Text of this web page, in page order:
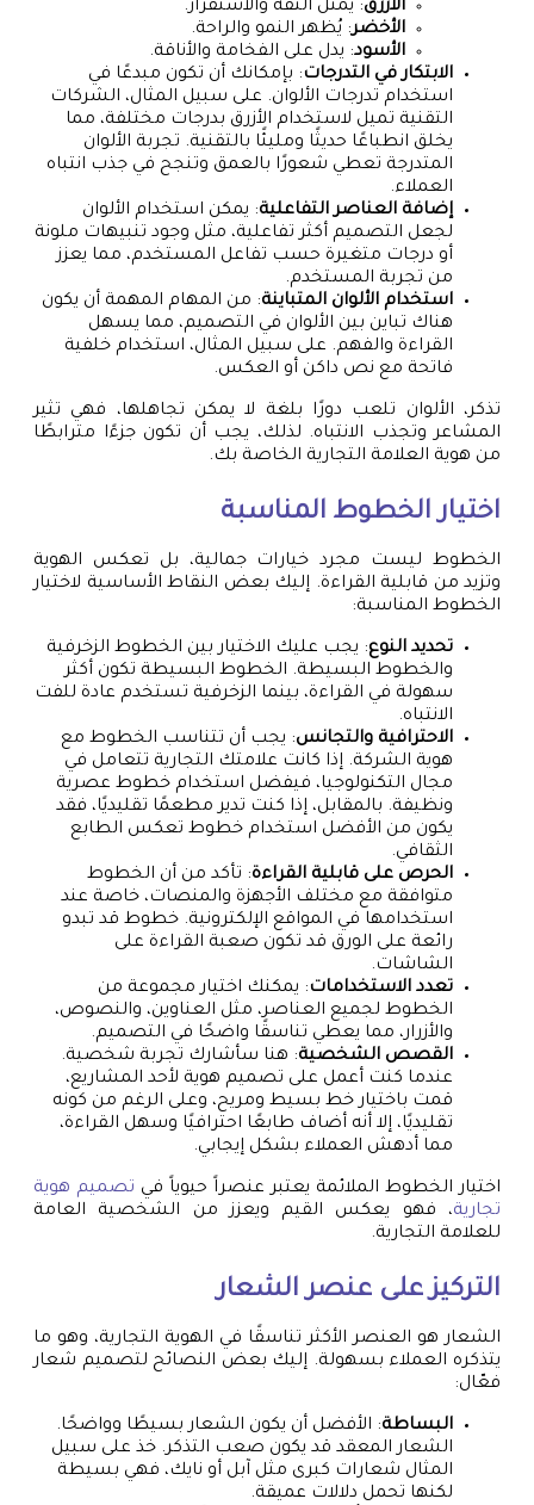
الأزرق: يمثل الثقة والاستقرار.
الأخضر: يُظهر النمو والراحة.
الأسود: يدل على الفخامة والأناقة.
الابتكار في التدرجات: بإمكانك أن تكون مبدعًا في
استخدام تدرجات الألوان. على سبيل المثال، الشركات
التقنية تميل لاستخدام الأزرق بدرجات مختلفة، مما
يخلق انطباعًا حديثًا ومليئًا بالتقنية. تجربة الألوان
المتدرجة تعطي شعورًا بالعمق وتنجح في جذب انتباه
العملاء.
إضافة العناصر التفاعلية: يمكن استخدام الألوان
لجعل التصميم أكثر تفاعلية، مثل وجود تنبيهات ملونة
أو درجات متغيرة حسب تفاعل المستخدم، مما يعزز
من تجربة المستخدم.
استخدام الألوان المتباينة: من المهام المهمة أن يكون
هناك تباين بين الألوان في التصميم، مما يسهل
القراءة والفهم. على سبيل المثال، استخدام خلفية
فاتحة مع نص داكن أو العكس.
تذكر، الألوان تلعب دورًا بلغة لا يمكن تجاهلها، فهي تثير
المشاعر وتجذب الانتباه. لذلك، يجب أن تكون جزءًا مترابطًا
من هوية العلامة التجارية الخاصة بك.
اختيار الخطوط المناسبة
الخطوط ليست مجرد خيارات جمالية، بل تعكس الهوية
وتزيد من قابلية القراءة. إليك بعض النقاط الأساسية لاختيار
الخطوط المناسبة:
تحديد النوع: يجب عليك الاختيار بين الخطوط الزخرفية
والخطوط البسيطة. الخطوط البسيطة تكون أكثر
سهولة في القراءة، بينما الزخرفية تستخدم عادة للفت
الانتباه.
الاحترافية والتجانس: يجب أن تتناسب الخطوط مع
هوية الشركة. إذا كانت علامتك التجارية تتعامل في
مجال التكنولوجيا، فيفضل استخدام خطوط عصرية
ونظيفة. بالمقابل، إذا كنت تدير مطعمًا تقليديًا، فقد
يكون من الأفضل استخدام خطوط تعكس الطابع
الثقافي.
الحرص على قابلية القراءة: تأكد من أن الخطوط
متوافقة مع مختلف الأجهزة والمنصات، خاصة عند
استخدامها في المواقع الإلكترونية. خطوط قد تبدو
رائعة على الورق قد تكون صعبة القراءة على
الشاشات.
تعدد الاستخدامات: يمكنك اختيار مجموعة من
الخطوط لجميع العناصر، مثل العناوين، والنصوص،
والأزرار، مما يعطي تناسقًا واضحًا في التصميم.
القصص الشخصية: هنا سأشارك تجربة شخصية.
عندما كنت أعمل على تصميم هوية لأحد المشاريع،
قمت باختيار خط بسيط ومريح، وعلى الرغم من كونه
تقليديًا، إلا أنه أضاف طابعًا احترافيًا وسهل القراءة،
مما أدهش العملاء بشكل إيجابي.
اختيار الخطوط الملائمة يعتبر عنصراً حيوياً في تصميم هوية
تجارية، فهو يعكس القيم ويعزز من الشخصية العامة
للعلامة التجارية.
التركيز على عنصر الشعار
الشعار هو العنصر الأكثر تناسقًا في الهوية التجارية، وهو ما
يتذكره العملاء بسهولة. إليك بعض النصائح لتصميم شعار
فعّال:
البساطة: الأفضل أن يكون الشعار بسيطًا وواضحًا.
الشعار المعقد قد يكون صعب التذكر. خذ على سبيل
المثال شعارات كبرى مثل آبل أو نايك، فهي بسيطة
لكنها تحمل دلالات عميقة.